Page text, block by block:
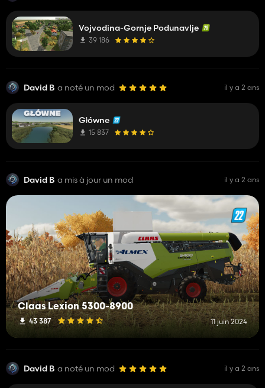
Vojvodina-Gornje Podunavlje
39 186
David B a noté un mod il y a 2 ans
Główne
15 837
David B a mis à jour un mod il y a 2 ans
Claas Lexion 5300-8900
43 387 11 juin 2024
David B a noté un mod il y a 2 ans